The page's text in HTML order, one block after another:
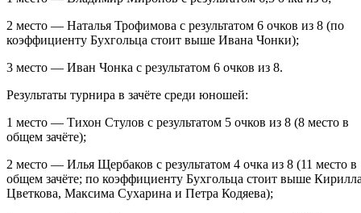
2 место — Наталья Трофимова с результатом 6 очков из 8 (по
коэффициенту Бухгольца стоит выше Ивана Чонки);
3 место — Иван Чонка с результатом 6 очков из 8.
Результаты турнира в зачёте среди юношей:
1 место — Тихон Стулов с результатом 5 очков из 8 (8 место в
общем зачёте);
2 место — Илья Щербаков с результатом 4 очка из 8 (11 место в
общем зачёте; по коэффициенту Бухгольца стоит выше
Цветкова, Максима Сухарина и Петра Кодяева);